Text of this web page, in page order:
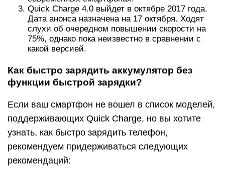
Quick Charge 4.0 выйдет в октябре 2017 года.
Дата анонса назначена на 17 октября. Ходят
слухи об очередном повышении скорости на
75%, однако пока неизвестно в сравнении с
какой версией.
Как быстро зарядить аккумулятор без
функции быстрой зарядки?
Если ваш смартфон не вошел в список моделей,
поддерживающих Quick Charge, но вы хотите
узнать, как быстро зарядить телефон,
рекомендуем придерживаться следующих
рекомендаций: